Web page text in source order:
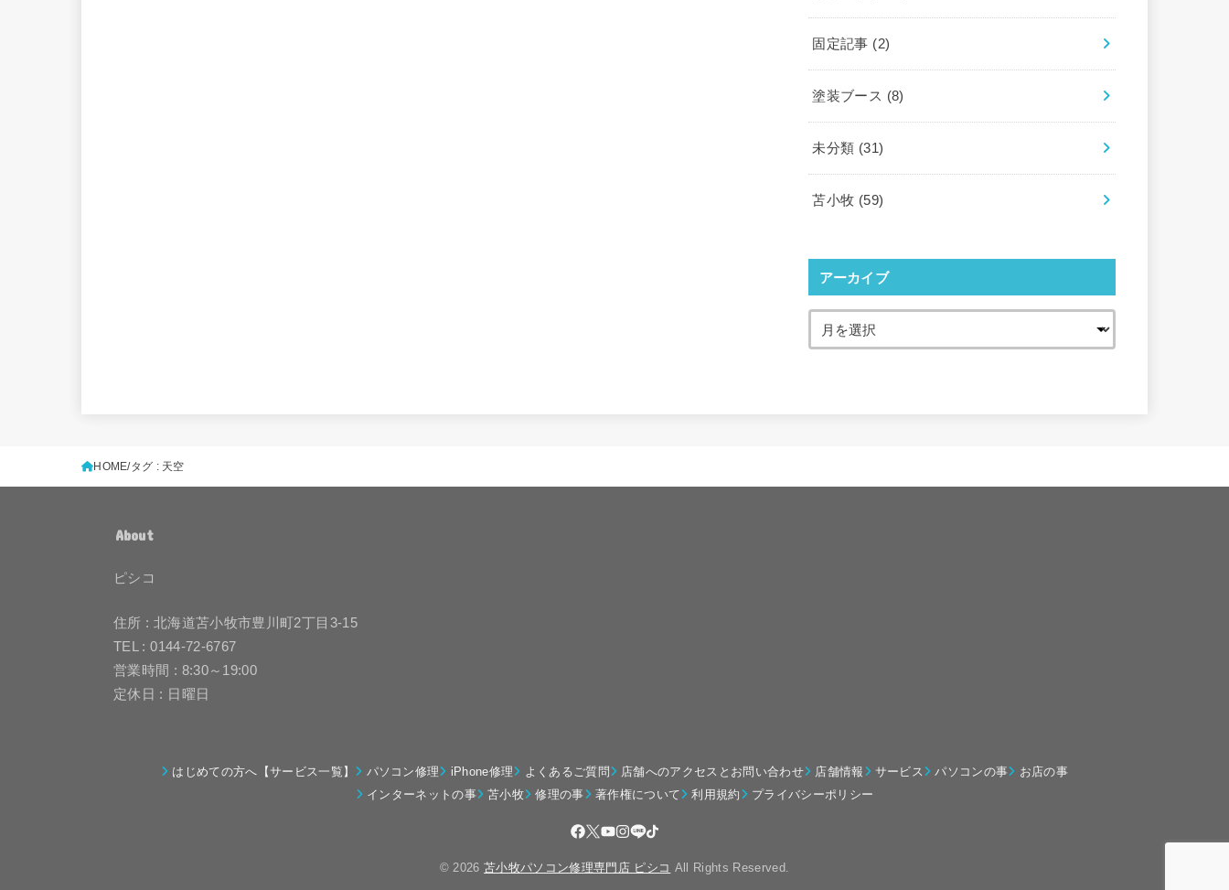
固定記事 (2)
塗装ブース (8)
未分類 (31)
苫小牧 (59)
アーカイブ
HOME タグ : 天空
About
ピシコ
住所 : 北海道苫小牧市豊川町2丁目3-15
TEL : 0144-72-6767
営業時間 : 8:30～19:00
定休日 : 日曜日
はじめての方へ【サービス一覧】 パソコン修理 iPhone修理 よくあるご質問 店舗へのアクセスとお問い合わせ 店舗情報 サービス パソコンの事
お店の事
インターネットの事
苫小牧 修理の事 著作権について 利用規約 プライバシーポリシー
© 2026苫小牧パソコン修理専門店 ピシコ All Rights Reserved.